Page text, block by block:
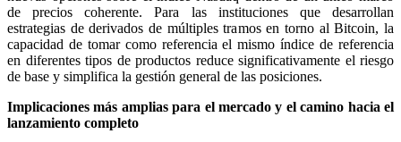
de precios coherente. Para las instituciones que desarrollan
estrategias de derivados de múltiples tramos en torno al Bitcoin, la
capacidad de tomar como referencia el mismo índice de referencia
en diferentes tipos de productos reduce significativamente el riesgo
de base y simplifica la gestión general de las posiciones.
Implicaciones más amplias para el mercado y el camino hacia el
lanzamiento completo